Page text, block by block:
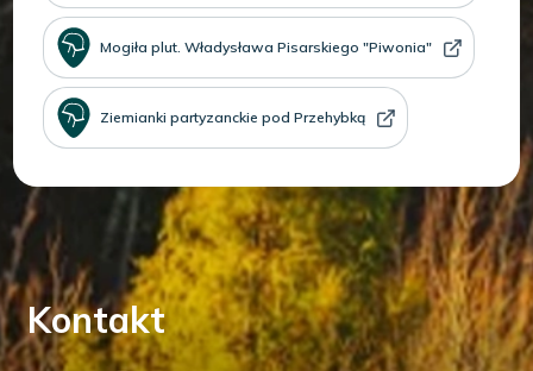
Mogiła plut. Władysława Pisarskiego "Piwonia"
Ziemianki partyzanckie pod Przehybką
Kontakt